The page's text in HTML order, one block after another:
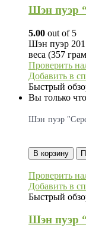
Шэн пуэр
5.00 out of 5
Шэн пуэр
веса (357
Проверить
Добавить в
Быстрый
Вы только
Шэн пуэр
В корзину
Проверить
Добавить в
Быстрый
Шэн пуэр